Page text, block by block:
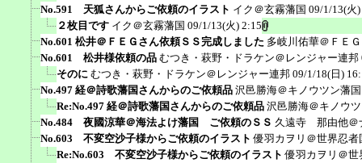
No.591 天狐さんからご依頼のイラスト イク＠玄霧藩国 09/1/13(火
２枚目です イク＠玄霧藩国 09/1/13(火) 2:15
No.601 松井＠ＦＥＧさん依頼ＳＳ完成しました 多岐川佑華＠ＦＥＧ
No.601 松井様依頼の品 むつき・萩野・ドラケン＠レンジャー連邦
そのに むつき・萩野・ドラケン＠レンジャー連邦 09/1/18(日)
No.497 経＠詩歌藩国さんからのご依頼品 沢邑勝海＠キノウツン藩国
Re:No.497 経＠詩歌藩国さんからのご依頼品 沢邑勝海＠キノウ
No.484 夜國涼華＠海法よけ藩国 ご依頼のＳＳ 久遠寺 那由他＠
No.603 不変空沙子様からご依頼のイラスト 優羽カヲリ＠世界忍者
Re:No.603 不変空沙子様からご依頼のイラスト 優羽カヲリ＠世